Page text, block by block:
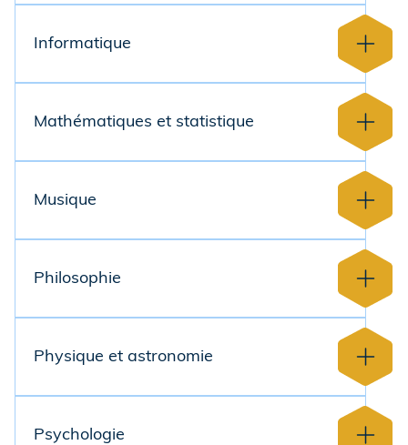
Informatique
Mathématiques et statistique
Musique
Philosophie
Physique et astronomie
Psychologie